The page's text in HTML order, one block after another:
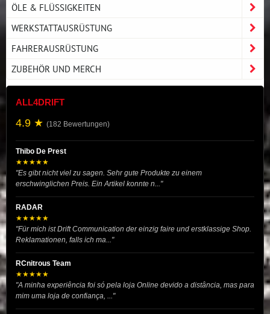
ÖLE & FLÜSSIGKEITEN
WERKSTATTAUSRÜSTUNG
FAHRERAUSRÜSTUNG
ZUBEHÖR UND MERCH
ALL4DRIFT
4.9 ★ (182 Bewertungen)
Thibo De Prest
★★★★★
"Es gibt nicht viel zu sagen. Sehr gute Produkte zu einem
erschwinglichen Preis. Ein Artikel konnte n..."
RADAR
★★★★★
"Für mich ist Drift Communication der einzig faire und erstklassige Shop.
Reklamationen, falls ich ma..."
RCnitrous Team
★★★★★
"A minha experiência foi só pela loja Online devido a distância, mas para
mim uma loja de confiança, ..."